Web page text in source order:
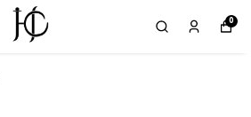
0